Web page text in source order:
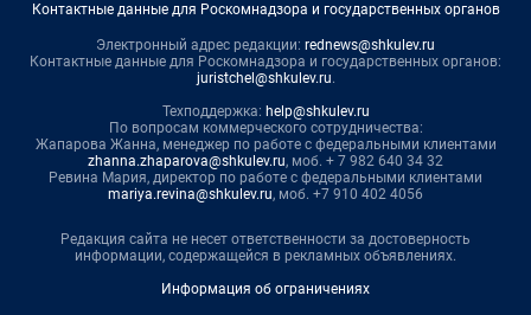
Контактные данные для Роскомнадзора и государственных органов
Электронный адрес редакции: rednews@shkulev.ru
Контактные данные для Роскомнадзора и государственных органов:
juristchel@shkulev.ru.
Техподдержка: help@shkulev.ru
По вопросам коммерческого сотрудничества:
Жапарова Жанна, менеджер по работе с федеральными клиентами
zhanna.zhaparova@shkulev.ru, моб. + 7 982 640 34 32
Ревина Мария, директор по работе с федеральными клиентами
mariya.revina@shkulev.ru, моб. +7 910 402 4056
Редакция сайта не несет ответственности за достоверность
информации, содержащейся в рекламных объявлениях.
Информация об ограничениях